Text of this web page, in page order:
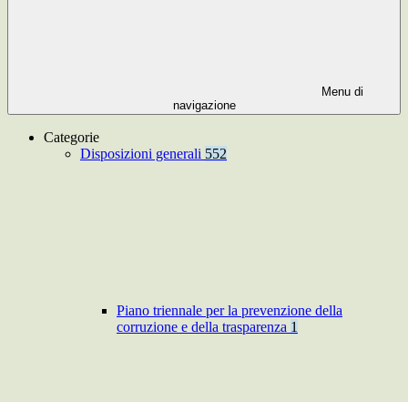
Menu di
navigazione
Categorie
Disposizioni generali 552
Piano triennale per la prevenzione della
corruzione e della trasparenza 1